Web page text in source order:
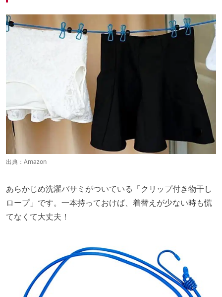
出典： Amazon
あらかじめ洗濯バサミがついている「クリップ付き物干し
ロープ」です。一本持っておけば、着替えが少ない時も慌
てなくて大丈夫！